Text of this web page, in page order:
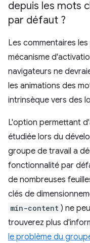
depuis les mots
par défaut ?
Les commentaires
mécanisme
navigateurs ne
les animations des
intrinsèque vers des
L'option permettant
étudiée lors du
groupe de travail a
fonctionnalité par
de nombreuses
clés de
min-content ) ne
trouverez plus
le problème du